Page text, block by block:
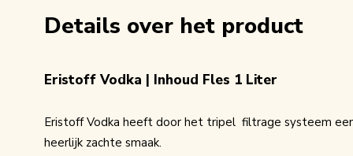
Details over het product
Eristoff Vodka | Inhoud Fles 1 Liter
Eristoff Vodka heeft door het tripel filtrage systeem
heerlijk zachte smaak.